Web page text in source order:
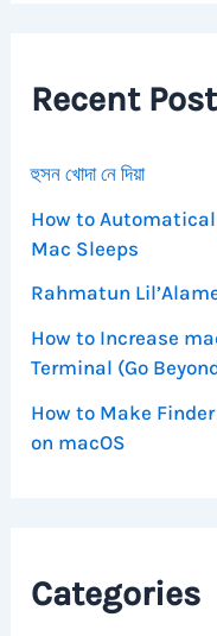
o
rRecent
হুসন খোদা নে দিয়া
How to
Mac Sleeps
Rahmatun
How to Increase
Terminal (Go
How to Make
on macOS
Categories